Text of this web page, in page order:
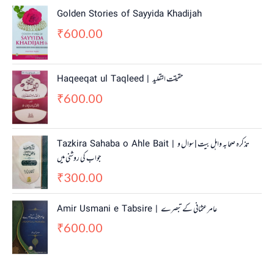
Golden Stories of Sayyida Khadijah
₹600.00
Haqeeqat ul Taqleed | حقیقت التقلید
₹600.00
Tazkira Sahaba o Ahle Bait | تذکرہ صحابہ واہل بیت | سوال و
جواب کی روشنی میں
₹300.00
Amir Usmani e Tabsire | عامر عثمانی کے تبصرے
₹600.00